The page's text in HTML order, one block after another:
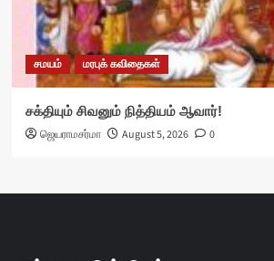
சமயம் மரபுக் கவிதைகள்
சக்தியும் சிவனும் நித்தியம் ஆவார்!
ஜெயராமசர்மா
August 5, 2026 0